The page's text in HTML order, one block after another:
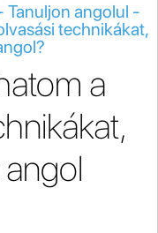
Tanuljon angolul -
technikákat,
a